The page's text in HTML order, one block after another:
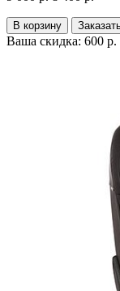
В корзину
Ваша скидка: 600 р.